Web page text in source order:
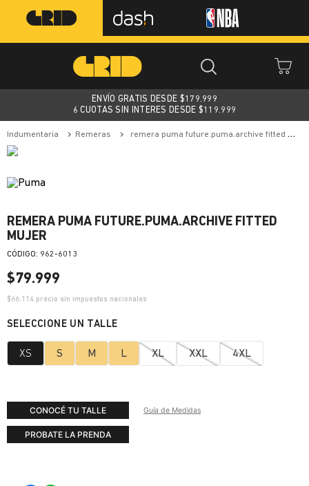
ENVÍO GRATIS DESDE $179.999
6 CUOTAS SIN INTERES DESDE $119.999
indumentaria remeras remera puma future.puma.archive fitted mujer
REMERA PUMA FUTURE.PUMA.ARCHIVE FITTED
MUJER
: 962-6013
$79.999
$66.114 precio sin impuestos nacionales
XS S M L XL XXL 4XL
CONOCÉ TU TALLE Guía de Medidas
PROBATE LA PRENDA